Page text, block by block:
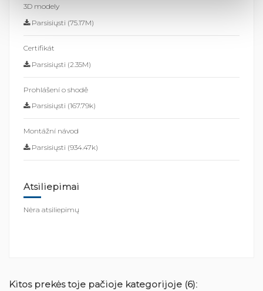
3D modely
Parsisiųsti (75.17M)
Certifikát
Parsisiųsti (2.35M)
Prohlášení o shodě
Parsisiųsti (167.79k)
Montážní návod
Parsisiųsti (934.47k)
Atsiliepimai
Nėra atsiliepimų
Kitos prekės toje pačioje kategorijoje (6):